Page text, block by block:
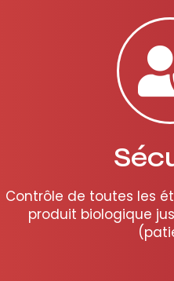
Contrôle de toutes les
produit biologique